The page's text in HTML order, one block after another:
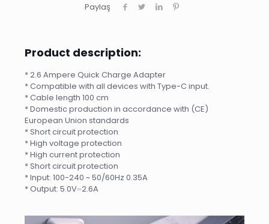
Paylaş
Product description:
* 2.6 Ampere Quick Charge Adapter
* Compatible with all devices with Type-C input.
* Cable length 100 cm
* Domestic production in accordance with (CE)
European Union standards
* Short circuit protection
* High voltage protection
* High current protection
* Short circuit protection
* Input: 100-240 ~ 50/60Hz 0.35A
* Output: 5.0V⎓2.6A